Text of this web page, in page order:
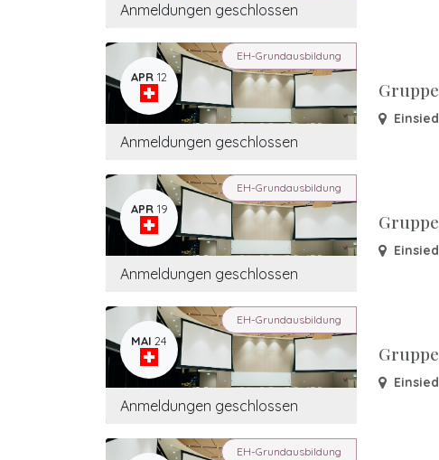
Anmeldungen geschlossen
APR 12
Anmeldungen geschlossen
EH-Grundausbildung
APR 19
Anmeldungen geschlossen
EH-Grundausbildung
MAI 24
Anmeldungen geschlossen
EH-Grundausbildung
EH-Grundausbildung